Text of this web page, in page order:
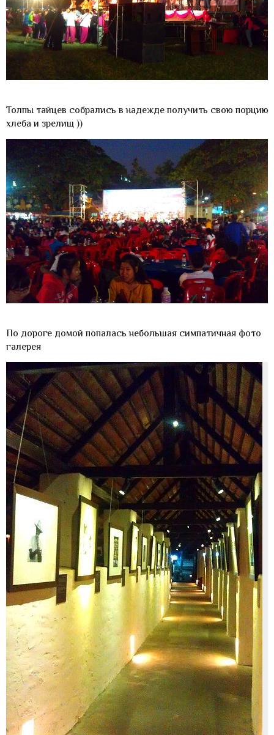
Толпы тайцев собрались в надежде получить свою порцию
хлеба и зрелищ ))
По дороге домой попалась небольшая симпатичная фото
галерея